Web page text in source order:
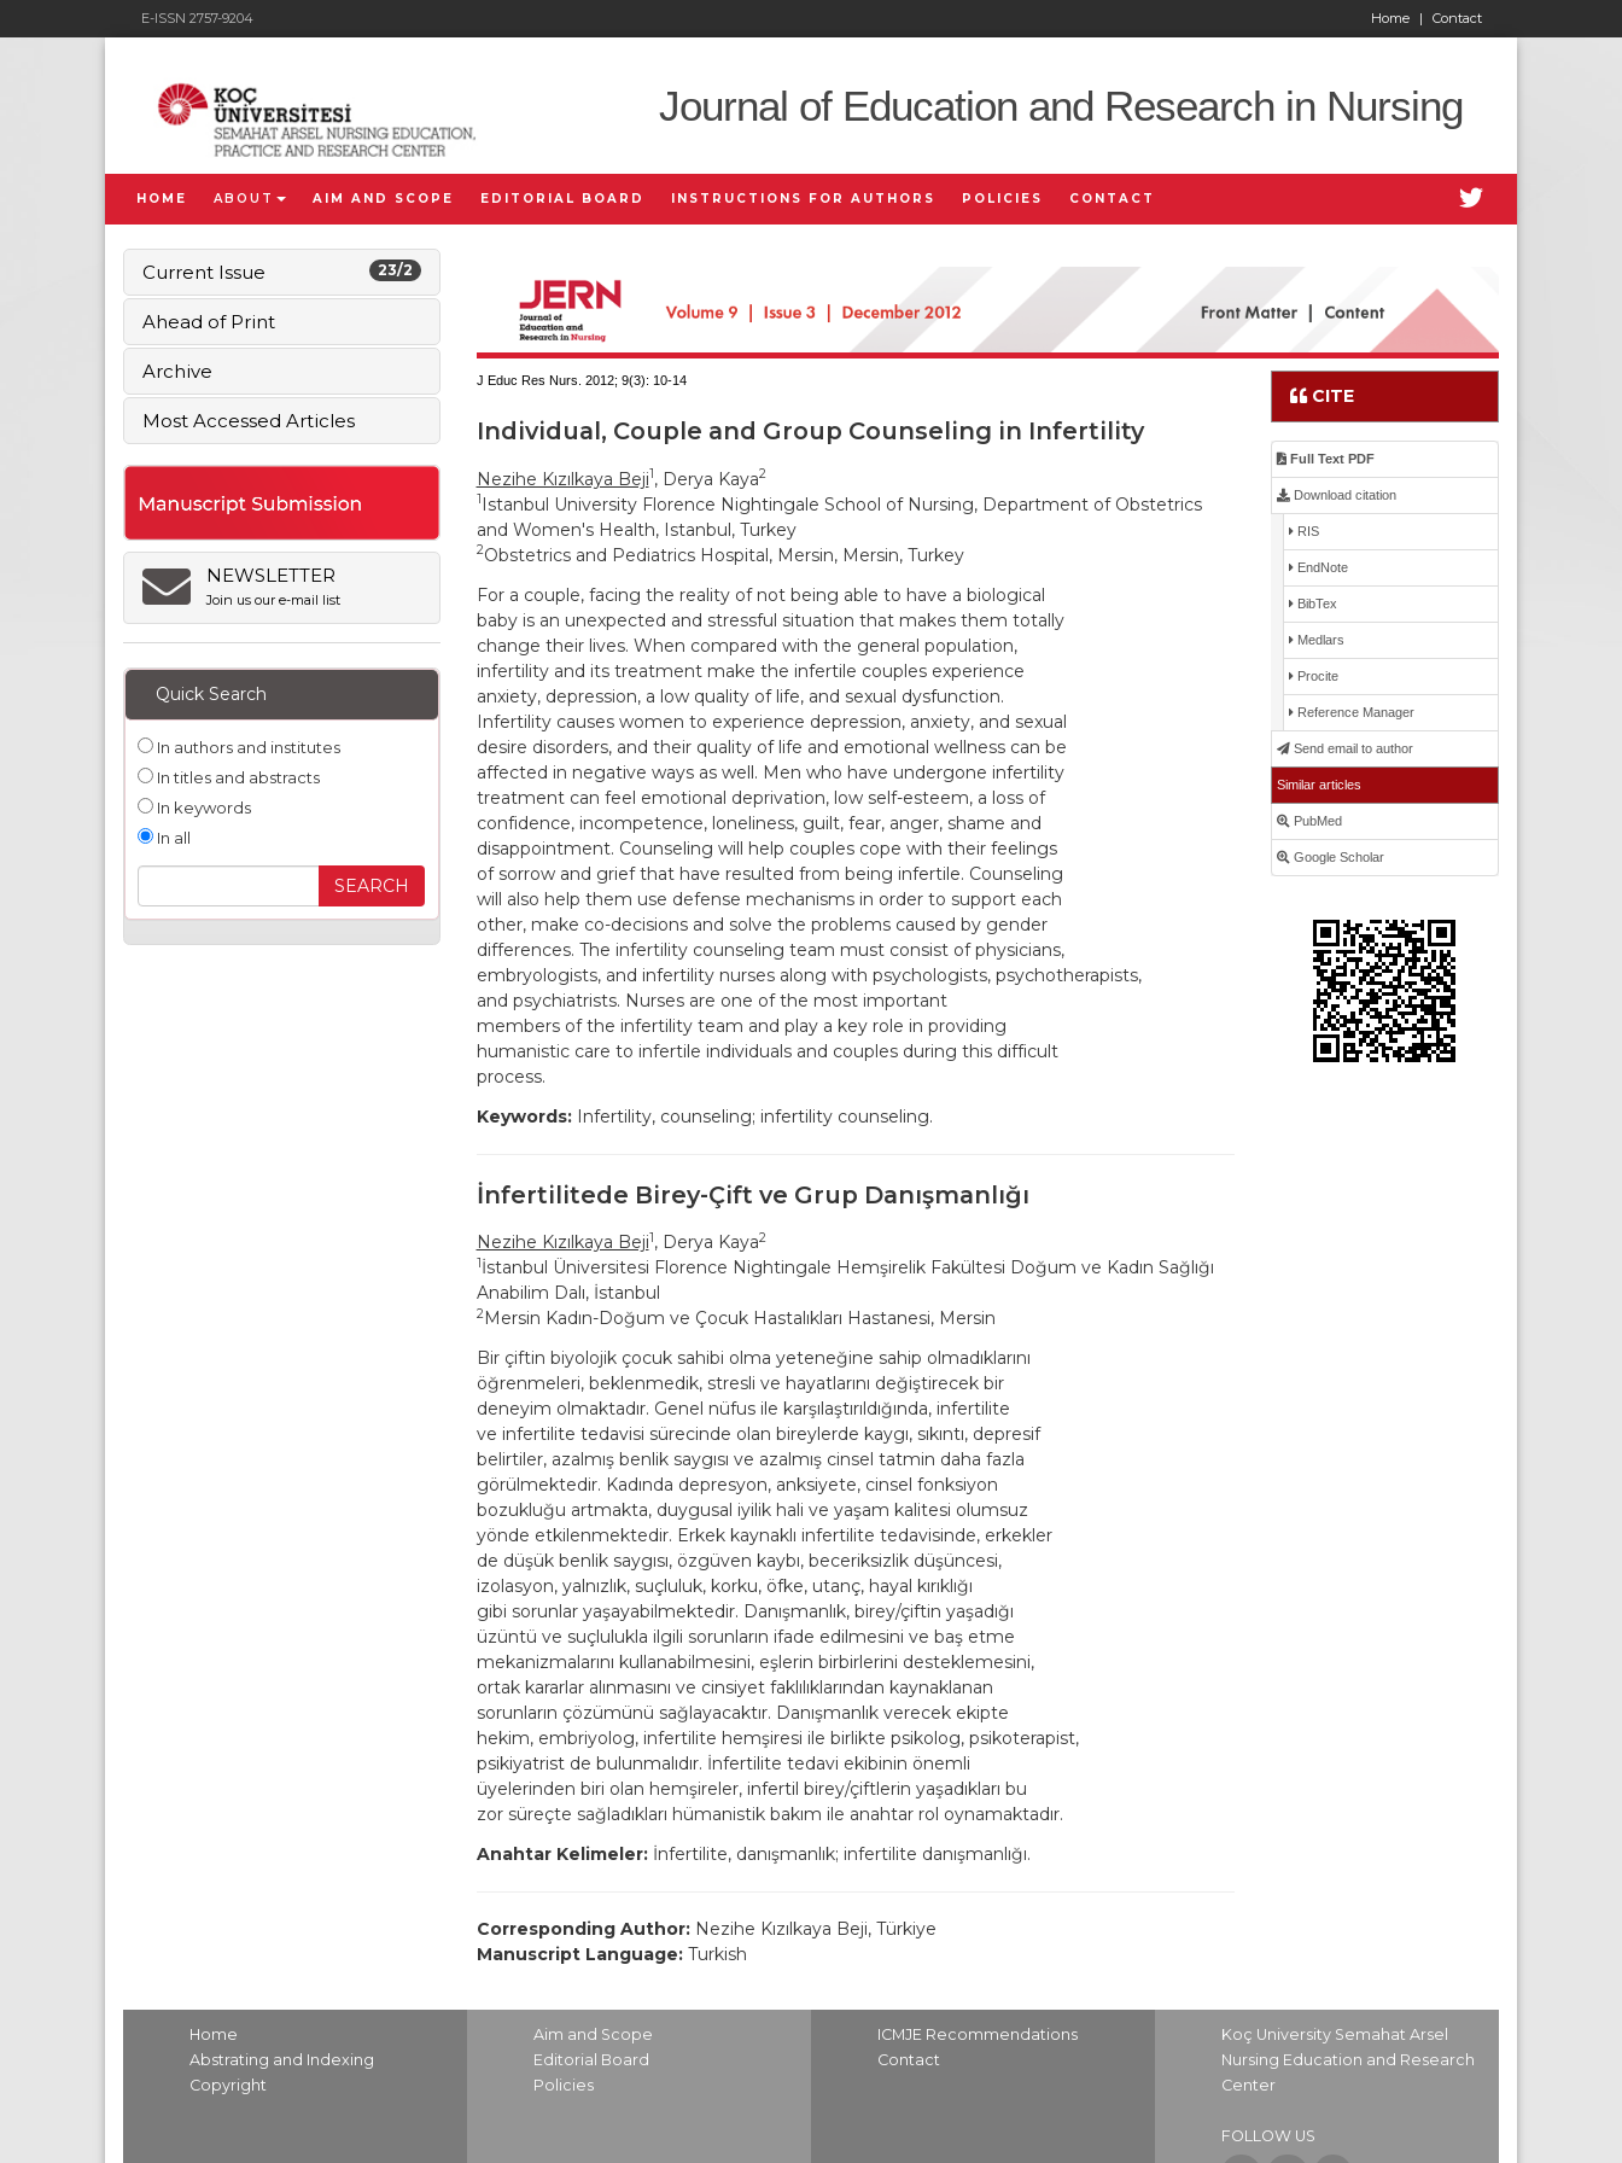
E-ISSN 2757-9204 Contact
Home |
Journal of Education and Research in Nursing
HOME ABOUT AIM AND SCOPE EDITORIAL BOARD INSTRUCTIONS FOR AUTHORS POLICIES CONTACT
23/2
Current Issue
Ahead of Print
Archive
Most Accessed Articles
NEWSLETTER
Join us our e-mail list
Quick Search
In authors and institutes
In titles and abstracts
In keywords
In all
J Educ Res Nurs. 2012; 9(3): 10-14
Individual, Couple and Group Counseling in Infertility
Nezihe Kızılkaya Beji1, Derya Kaya2
1 Istanbul University Florence Nightingale School of Nursing, Department of Obstetrics
and Women's Health, Istanbul, Turkey
2Obstetrics and Pediatrics Hospital, Mersin, Mersin, Turkey
For a couple, facing the reality of not being able to have a biological
baby is an unexpected and stressful situation that makes them totally
change their lives. When compared with the general population,
infertility and its treatment make the infertile couples experience
anxiety, depression, a low quality of life, and sexual dysfunction.
Infertility causes women to experience depression, anxiety, and sexual
desire disorders, and their quality of life and emotional wellness can be
affected in negative ways as well. Men who have undergone infertility
treatment can feel emotional deprivation, low self-esteem, a loss of
confidence, incompetence, loneliness, guilt, fear, anger, shame and
disappointment. Counseling will help couples cope with their feelings
of sorrow and grief that have resulted from being infertile. Counseling
will also help them use defense mechanisms in order to support each
other, make co-decisions and solve the problems caused by gender
differences. The infertility counseling team must consist of physicians,
embryologists, and infertility nurses along with psychologists, psychotherapists,
and psychiatrists. Nurses are one of the most important
members of the infertility team and play a key role in providing
humanistic care to infertile individuals and couples during this difficult
process.
Keywords:Infertility, counseling; infertility counseling.
İnfertilitede Birey-Çift ve Grup Danışmanlığı
Nezihe Kızılkaya Beji1, Derya Kaya2
1İstanbul Üniversitesi Florence Nightingale Hemşirelik Fakültesi Doğum ve Kadın Sağlığı
Anabilim Dalı, İstanbul
2Mersin Kadın-Doğum ve Çocuk Hastalıkları Hastanesi, Mersin
Bir çiftin biyolojik çocuk sahibi olma yeteneğine sahip olmadıklarını
öğrenmeleri, beklenmedik, stresli ve hayatlarını değiştirecek bir
deneyim olmaktadır. Genel nüfus ile karşılaştırıldığında, infertilite
ve infertilite tedavisi sürecinde olan bireylerde kaygı, sıkıntı, depresif
belirtiler, azalmış benlik saygısı ve azalmış cinsel tatmin daha fazla
görülmektedir. Kadında depresyon, anksiyete, cinsel fonksiyon
bozukluğu artmakta, duygusal iyilik hali ve yaşam kalitesi olumsuz
yönde etkilenmektedir. Erkek kaynaklı infertilite tedavisinde, erkekler
de düşük benlik saygısı, özgüven kaybı, beceriksizlik düşüncesi,
izolasyon, yalnızlık, suçluluk, korku, öfke, utanç, hayal kırıklığı
gibi sorunlar yaşayabilmektedir. Danışmanlık, birey/çiftin yaşadığı
üzüntü ve suçlulukla ilgili sorunların ifade edilmesini ve baş etme
mekanizmalarını kullanabilmesini, eşlerin birbirlerini desteklemesini,
ortak kararlar alınmasını ve cinsiyet faklılıklarından kaynaklanan
sorunların çözümünü sağlayacaktır. Danışmanlık verecek ekipte
hekim, embriyolog, infertilite hemşiresi ile birlikte psikolog, psikoterapist,
psikiyatrist de bulunmalıdır. İnfertilite tedavi ekibinin önemli
üyelerinden biri olan hemşireler, infertil birey/çiftlerin yaşadıkları bu
zor süreçte sağladıkları hümanistik bakım ile anahtar rol oynamaktadır.
Anahtar Kelimeler:İnfertilite, danışmanlık; infertilite danışmanlığı.
Corresponding Author: Nezihe Kızılkaya Beji, Türkiye
Manuscript Language: Turkish
CITE
Full Text PDF
Download citation
RIS
EndNote
BibTex
Medlars
Procite
Reference Manager
Send email to author
Similar articles
PubMed
Google Scholar
Home
Abstrating and Indexing
Copyright
Aim and Scope
Editorial Board
Policies
ICMJE Recommendations
Contact
Koç University Semahat Arsel
Nursing Education and Research
Center
FOLLOW US